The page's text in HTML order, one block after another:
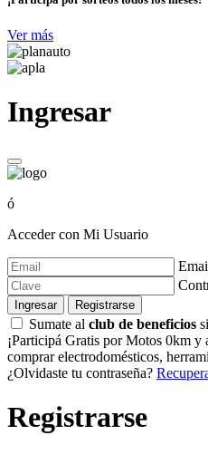
Ver más
Ingresar
ó
Acceder con Mi Usuario
Ingresar Registrarse
Sumate al club de beneficios
¡Participá Gratis por Motos 0km y
comprar electrodomésticos,
¿Olvidaste tu contraseña?
Registrarse